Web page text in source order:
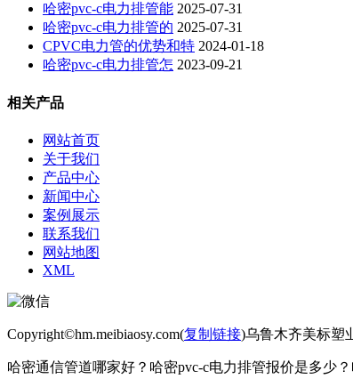
哈密pvc-c电力排管能 2025-07-31
哈密pvc-c电力排管的 2025-07-31
CPVC电力管的优势和特 2024-01-18
哈密pvc-c电力排管怎 2023-09-21
相关产品
网站首页
关于我们
产品中心
新闻中心
案例展示
联系我们
网站地图
XML
Copyright©hm.meibiaosy.com(复制链接)乌鲁木齐美标塑
哈密通信管道哪家好？哈密pvc-c电力排管报价是多少